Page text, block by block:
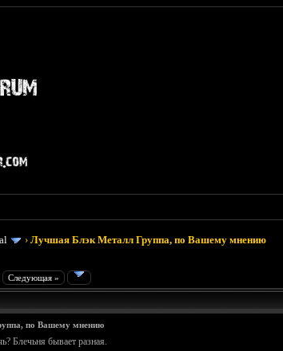
›Лучшая Блэк Металл Группа, по Вашему мнению
Следующая »
по Вашему мнению
Блечьня бывает разная.